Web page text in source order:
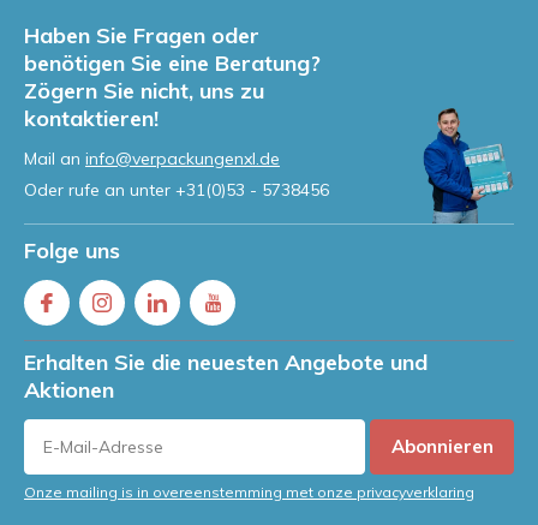
Haben Sie Fragen oder
benötigen Sie eine Beratung?
Zögern Sie nicht, uns zu
kontaktieren!
Mail an info@verpackungenxl.de
Oder rufe an unter +31(0)53 - 5738456
Folge uns
Erhalten Sie die neuesten Angebote und
Aktionen
Abonnieren
Onze mailing is in overeenstemming met onze privacyverklaring